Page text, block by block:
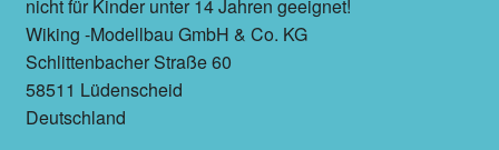
nicht für Kinder unter 14 Jahren geeignet!
Wiking -Modellbau GmbH & Co. KG
Schlittenbacher Straße 60
58511 Lüdenscheid
Deutschland